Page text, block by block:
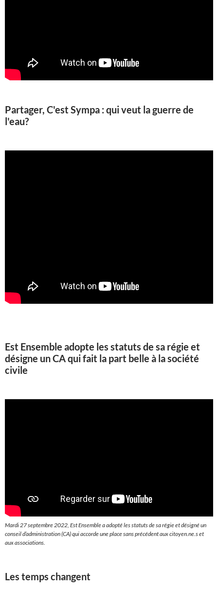
Partager, C'est Sympa : qui veut la guerre de
l'eau?
Est Ensemble adopte les statuts de sa régie et
désigne un CA qui fait la part belle à la société
civile
Mardi 27 septembre 2022, Est Ensemble a adopté les statuts de sa régie et désigné un
conseil d’administration (CA) qui accorde une place sans précédent aux citoyen.ne.s et
aux associations.
Les temps changent